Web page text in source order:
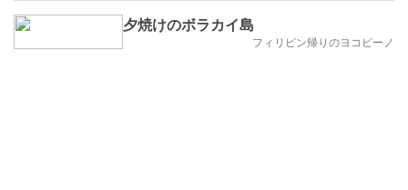
夕焼けのボラカイ島
フィリピン帰りのヨコピーノ